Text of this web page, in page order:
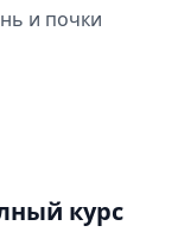
и почки
курс